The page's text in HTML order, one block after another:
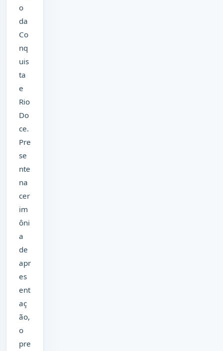
o
da
Co
nq
uis
ta
e
Rio
Do
ce.
Pre
se
nte
na
cer
im
ôni
a
de
apr
es
ent
aç
ão,
o
pre